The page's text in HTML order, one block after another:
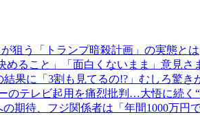
狙う「トランプ暗殺計画」の実態とは
ること」「面白くないまま」意見さ
果に「3割も見てるの!?」むしろ驚き
テレビ起用を痛烈批判…大悟に続く“
期待、フジ関係者は「年間1000万円